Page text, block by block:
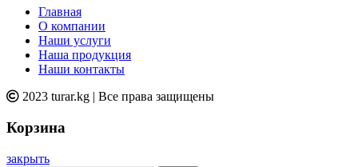
Главная
О компании
Наши услуги
Наша продукция
Наши контакты
2023 turar.kg | Все права защищены
Корзина
закрыть